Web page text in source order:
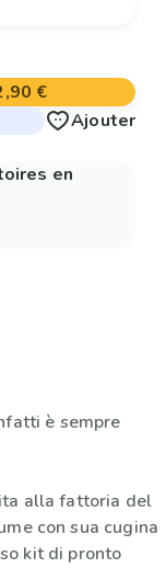
€
Ajouter
en
è sempre
alla fattoria del
con sua cugina
kit di pronto